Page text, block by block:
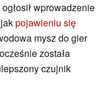
wprowadzenie
pojawieniu się
mysz do gier
została
czujnik